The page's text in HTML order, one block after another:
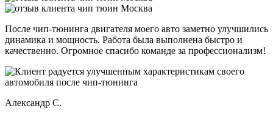
После чип-тюнинга двигателя моего авто заметно улучшились
динамика и мощность. Работа была выполнена быстро и
качественно. Огромное спасибо команде за профессионализм!
Александр С.